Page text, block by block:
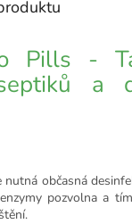
Pills -
a
nutná občasná
pozvolna a